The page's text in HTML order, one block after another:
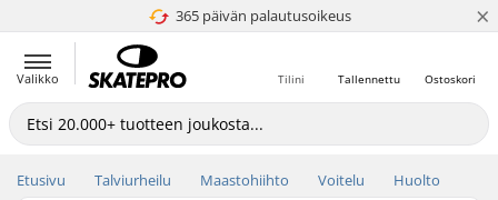
365 päivän palautusoikeus
4.8 / 5 ×
Valikko Ostoskori
Tallennettu
Tilini
Etusivu Talviurheilu Maastohiihto Voitelu Huolto